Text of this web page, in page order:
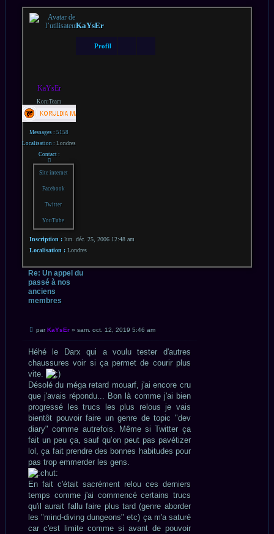
KaYsEr
KoruTeam
Messages : 5158
Localisation : Londres
Contact :
KaYsEr
Site internet
Facebook
Twitter
YouTube
KaYsEr
Profil
Inscription : lun. déc. 25, 2006 12:48 am
Localisation : Londres
Re: Un appel du
passé à nos
anciens
membres
Message
par KaYsEr » sam. oct. 12, 2019 5:46 am
Héhé le Darx qui a voulu tester d'autres
chaussures voir si ça permet de courir plus
vite.
Désolé du méga retard mouarf, j'ai encore cru
que j'avais répondu... Bon là comme j'ai bien
progressé les trucs les plus relous je vais
bientôt pouvoir faire un genre de topic "dev
diary" comme autrefois. Même si Twitter ça
fait un peu ça, sauf qu’on peut pas pavétizer
lol, ça fait prendre des bonnes habitudes pour
pas trop emmerder les gens.
En fait c'était sacrément relou ces derniers
temps comme j'ai commencé certains trucs
qu'il aurait fallu faire plus tard (genre aborder
les "mind-diving dungeons" etc) ça m'a saturé
car c'est limite comme si avant de pouvoir